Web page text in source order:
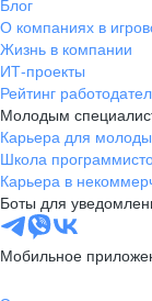
Блог
О компаниях в
Жизнь в компании
ИТ-проекты
Рейтинг
Молодым
Карьера для
Школа
Карьера в
Боты для
Мобильное